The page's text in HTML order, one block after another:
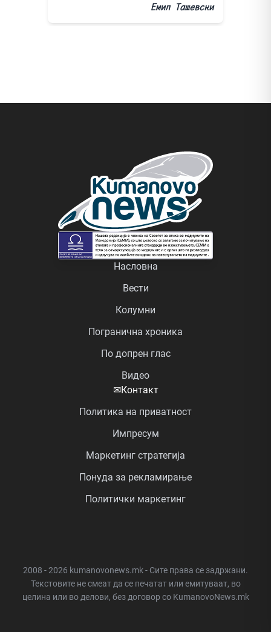
Емил Ташевски
Насловна
Вести
Колумни
Погранична хроника
По допрен глас
Видео
✉Контакт
Политика на приватност
Импресум
Маркетинг стратегија
Понуда за рекламирање
Политички маркетинг
2008 - 2026 kumanovonews.mk - Сите права се задржани.
Текстовите не смеат да се печатат или емитуваат, во
целина или во делови, без договор со KumanovoNews.mk